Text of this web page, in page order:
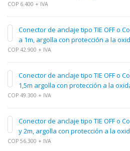
COP 6.400 + IVA
Conector de anclaje tipo TIE OFF o
a 1m, argolla con protección a la
COP 42.900 + IVA
Conector de anclaje tipo TIE OFF o
1,5m argolla con protección a la
COP 49.300 + IVA
Conector de anclaje tipo TIE OFF o
y 2m, argolla con protección a la
COP 56.300 + IVA